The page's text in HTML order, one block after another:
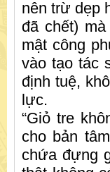
nên trừ dẹp
đã chết)
mật công
vào tạo tác
định tuệ,
lực.
“Giỏ tre
cho bản
chứa đựng